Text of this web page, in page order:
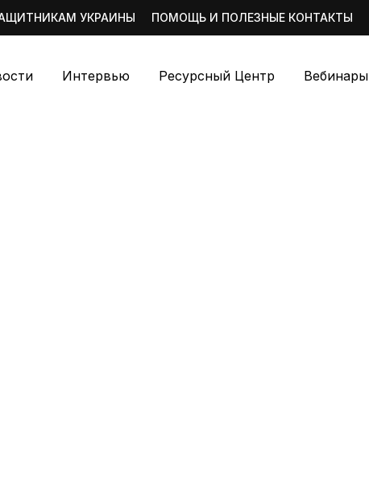
УКРАИНЫ ПОМОЩЬ И ПОЛЕЗНЫЕ КОНТАКТЫ
Интервью Ресурсный Центр Вебинары